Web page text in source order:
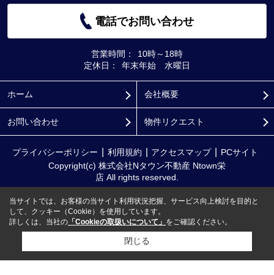
電話でお問い合わせ
営業時間：
10時～18時
定休日：
年末年始 水曜日
ホーム 会社概要
お問い合わせ 物件リクエスト
プライバシーポリシー 利用規約 アクセスマップ
PCサイト
Copyright(c) 株式会社Nタウン不動産 Ntown栄
店 All rights reserved.
当サイトでは、お客様の当サイト利用状況把握、サービス向上検討を目的と
して、クッキー（Cookie）を使用しています。
詳しくは、当社の 「Cookieの取扱いについて」 をご確認ください。
閉じる